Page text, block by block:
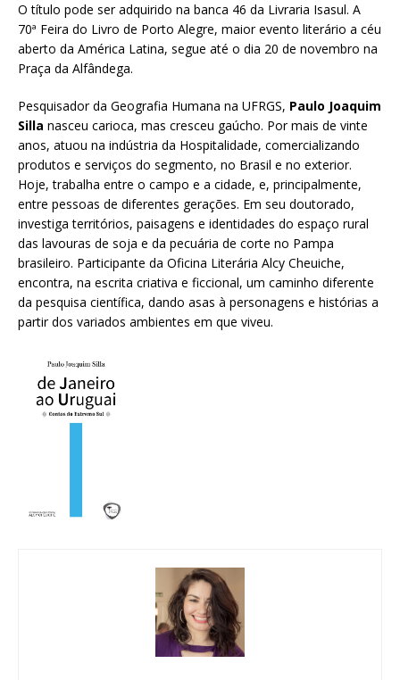
O título pode ser adquirido na banca 46 da Livraria Isasul. A
70ª Feira do Livro de Porto Alegre, maior evento literário a céu
aberto da América Latina, segue até o dia 20 de novembro na
Praça da Alfândega.
Pesquisador da Geografia Humana na UFRGS, Paulo Joaquim
Silla nasceu carioca, mas cresceu gaúcho. Por mais de vinte
anos, atuou na indústria da Hospitalidade, comercializando
produtos e serviços do segmento, no Brasil e no exterior.
Hoje, trabalha entre o campo e a cidade, e, principalmente,
entre pessoas de diferentes gerações. Em seu doutorado,
investiga territórios, paisagens e identidades do espaço rural
das lavouras de soja e da pecuária de corte no Pampa
brasileiro. Participante da Oficina Literária Alcy Cheuiche,
encontra, na escrita criativa e ficcional, um caminho diferente
da pesquisa científica, dando asas à personagens e histórias a
partir dos variados ambientes em que viveu.